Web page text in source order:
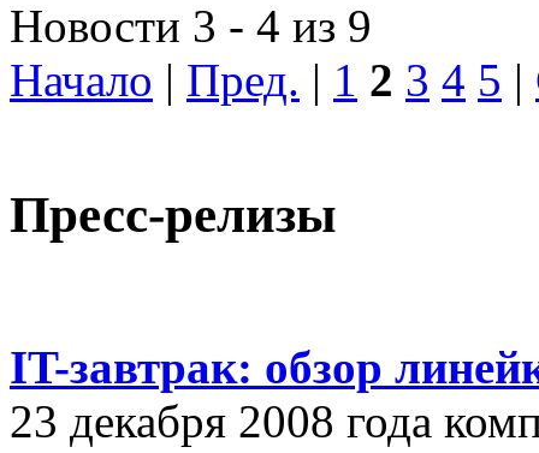
Новости 3 - 4 из 9
Начало | Пред. | 1 2 3 4 5 |
Пресс-релизы
IT-завтрак: обзор
23 декабря 2008 года